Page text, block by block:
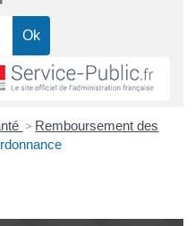
> Remboursement des